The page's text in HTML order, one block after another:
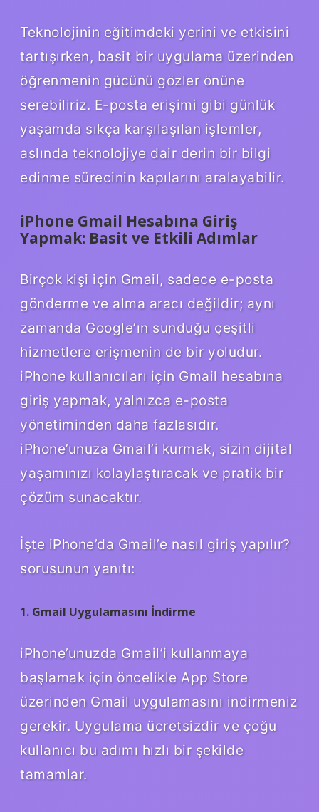
Teknolojinin eğitimdeki yerini ve etkisini
tartışırken, basit bir uygulama üzerinden
öğrenmenin gücünü gözler önüne
serebiliriz. E-posta erişimi gibi günlük
yaşamda sıkça karşılaşılan işlemler,
aslında teknolojiye dair derin bir bilgi
edinme sürecinin kapılarını aralayabilir.
iPhone Gmail Hesabına Giriş
Yapmak: Basit ve Etkili Adımlar
Birçok kişi için Gmail, sadece e-posta
gönderme ve alma aracı değildir; aynı
zamanda Google’ın sunduğu çeşitli
hizmetlere erişmenin de bir yoludur.
iPhone kullanıcıları için Gmail hesabına
giriş yapmak, yalnızca e-posta
yönetiminden daha fazlasıdır.
iPhone’unuza Gmail’i kurmak, sizin dijital
yaşamınızı kolaylaştıracak ve pratik bir
çözüm sunacaktır.
İşte iPhone’da Gmail’e nasıl giriş yapılır?
sorusunun yanıtı:
1. Gmail Uygulamasını İndirme
iPhone’unuzda Gmail’i kullanmaya
başlamak için öncelikle App Store
üzerinden Gmail uygulamasını indirmeniz
gerekir. Uygulama ücretsizdir ve çoğu
kullanıcı bu adımı hızlı bir şekilde
tamamlar.